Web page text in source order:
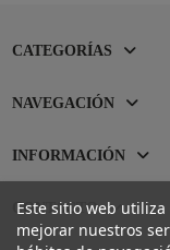
CATEGORÍAS
NAVEGACIÓN
INFORMACIÓN
CONTACTO
Este sitio web
mejorar nuestros